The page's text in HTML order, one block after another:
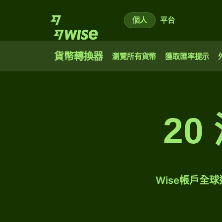
個人 平台
貨幣轉換器 瀏覽所有貨幣 獲取匯率提示
20
Wise帳戶全球